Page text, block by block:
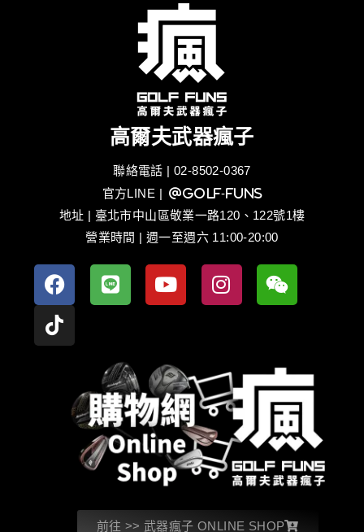
高爾夫武器瘋子
聯絡電話 | 02-8502-0367
官方LINE | @golf-funs
地址 | 臺北市中山區敬業一路120、122號1樓
營業時間 | 週一至週六 11:00-20:00
前往 >> 武器瘋子 ONLINE SHOP